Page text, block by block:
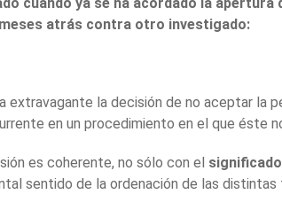
atrás contra otro investigado:
extravagante la decisión de no aceptar la
en un procedimiento en el que éste
es coherente, no sólo con el
sentido de la ordenación de las